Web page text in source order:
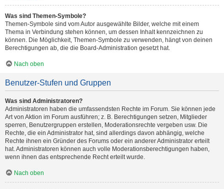
Was sind Themen-Symbole?
Themen-Symbole sind vom Autor ausgewählte Bilder, welche mit einem
Thema in Verbindung stehen können, um dessen Inhalt kennzeichnen zu
können. Die Möglichkeit, Themen-Symbole zu verwenden, hängt von deinen
Berechtigungen ab, die die Board-Administration gesetzt hat.
Nach oben
Benutzer-Stufen und Gruppen
Was sind Administratoren?
Administratoren haben die umfassendsten Rechte im Forum. Sie können jede
Art von Aktion im Forum ausführen; z. B. Berechtigungen setzen, Mitglieder
sperren, Benutzergruppen erstellen, Moderationsrechte vergeben usw. Die
Rechte, die ein Administrator hat, sind allerdings davon abhängig, welche
Rechte ihnen ein Gründer des Forums oder ein anderer Administrator erteilt
hat. Administratoren können auch volle Moderationsberechtigungen haben,
wenn ihnen das entsprechende Recht erteilt wurde.
Nach oben